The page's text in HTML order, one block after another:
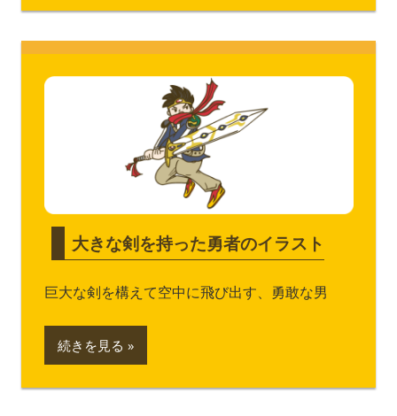
大きな剣を持った勇者のイラスト
巨大な剣を構えて空中に飛び出す、勇敢な男
続きを見る